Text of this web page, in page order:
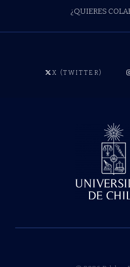
¿QUIERES
X (TWITTER)